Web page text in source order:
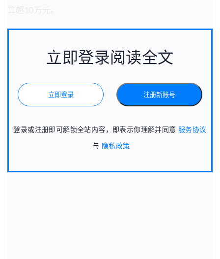
立即登录阅读全文
立即登录 注册新账号
登录或注册即可解锁全站内容，即表示你理解并同意 服务协议
与 隐私政策